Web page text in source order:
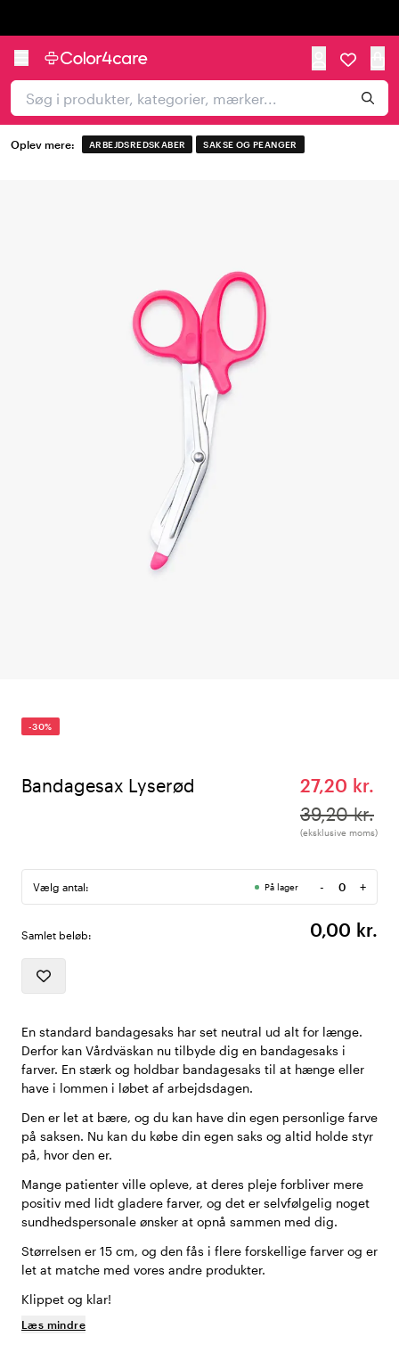
Oplev mere: ARBEJDSREDSKABER SAKSE OG PEANGER
-30%
Bandagesax Lyserød
27,20 kr.
39,20 kr.
(eksklusive moms)
Vælg antal: På lager -
Antal
+
Samlet beløb: 0,00 kr.
En standard bandagesaks har set neutral ud alt for længe.
Derfor kan Vårdväskan nu tilbyde dig en bandagesaks i
farver. En stærk og holdbar bandagesaks til at hænge eller
have i lommen i løbet af arbejdsdagen.
Den er let at bære, og du kan have din egen personlige farve
på saksen. Nu kan du købe din egen saks og altid holde styr
på, hvor den er.
Mange patienter ville opleve, at deres pleje forbliver mere
positiv med lidt gladere farver, og det er selvfølgelig noget
sundhedspersonale ønsker at opnå sammen med dig.
Størrelsen er 15 cm, og den fås i flere forskellige farver og er
let at matche med vores andre produkter.
Klippet og klar!
Læs mindre